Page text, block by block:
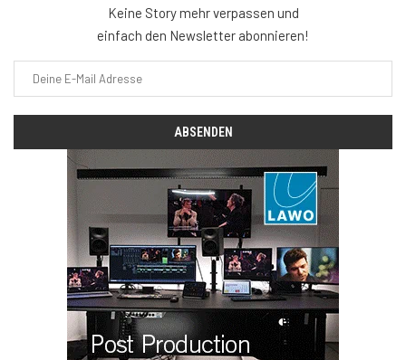
Keine Story mehr verpassen und
einfach den Newsletter abonnieren!